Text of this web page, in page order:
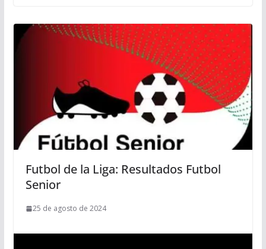
Futbol de la Liga: Resultados Futbol
Senior
25 de agosto de 2024